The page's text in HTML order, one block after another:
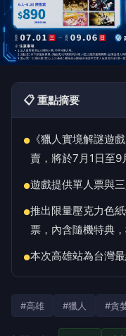
📋 重點摘要
● 《獵人實境解謎遊
賣，將於7月1日至9
●遊戲提供單人票與
●推出限量壓克力色
票，內含隨機特典，
●本次高雄站為台灣
#高雄 #獵人 #貪